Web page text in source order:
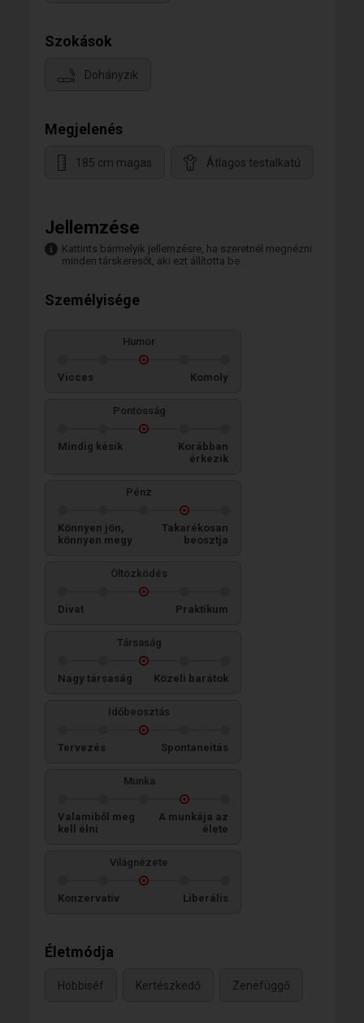
Szokások
Dohányzik
Megjelenés
185 cm magas Átlagos testalkatú
Jellemzése
Kattints bármelyik jellemzésre, ha szeretnél megnézni
minden társkeresőt, aki ezt állította be.
Személyisége
Humor
Vicces Komoly
Pontosság
Mindig késik
Korábban
érkezik
Pénz
Könnyen jön,
könnyen megy
Takarékosan
beosztja
Öltözködés
Divat Praktikum
Társaság
Nagy társaság Közeli barátok
Időbeosztás
Tervezés Spontaneitás
Munka
Valamiből meg
kell élni
A munkája az
élete
Világnézete
Konzervatív Liberális
Életmódja
Hobbiséf Kertészkedő Zenefüggő